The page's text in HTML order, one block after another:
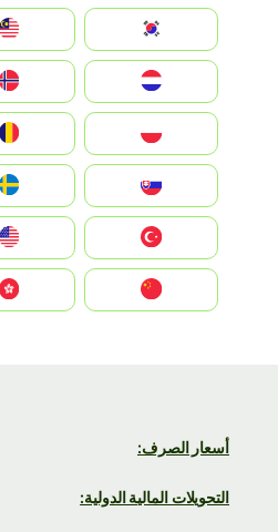
أسعار الصرف:
التحويلات المالية الدولية: